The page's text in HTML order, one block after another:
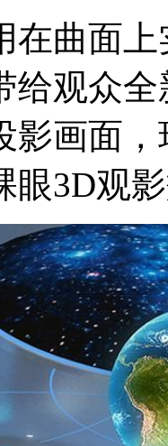
在曲面
给观众
影画面
眼3D观